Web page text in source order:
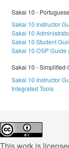
Sakai 10 -
Sakai 10 Instructor
Sakai 10
Sakai 10 Student
Sakai 10 OSP Guide
Sakai 10 - Simplified
Sakai 10 Instructor
Integrated Tools
This work is